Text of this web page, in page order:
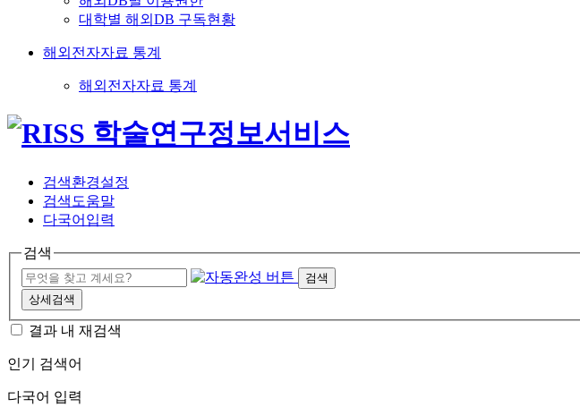
대학별 해외DB 구독현황
해외전자자료 통계
해외전자자료 통계
검색환경설정
검색도움말
다국어입력
검색
검색
상세검색
결과 내 재검색
인기 검색어
다국어 입력